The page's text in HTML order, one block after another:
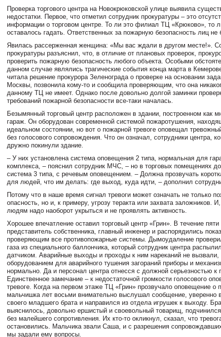
Проверка торгового центра на Новокрюковской улице выявила
недостатки. Первое, что отметил сотрудник прокуратуры – это
информации о торговом центре. То ли это филиал ТЦ «Крюково», то
оставалось гадать. Ответственных за пожарную безопасность лиц
Явилась рассерженная женщина: «Мы вас ждали в другом месте!».
прокуратуры разъяснил, что, в отличие от плановых проверок,
проверить пожарную безопасность любого объекта. Особыми
данном случае являлись трагические события конца марта в
читала решение прокурора Зеленограда о проверке на основании
Москвы, позвонила кому-то и сообщила проверяющим, что она
данному ТЦ не имеет. Однако после довольно долгой заминки
требований пожарной безопасности все-таки началась.
Безымянный торговый центр расположен в здании, построенном как
гараж. Он оборудован современной системой пожаротушения,
идеальном состоянии, но вот о пожарной тревоге оповещал
без голосового сопровождения. Что он означал, сотрудники центра,
дружно покинули здание.
– У них установлена система оповещения 2 типа, нормальная для
комплекса, – пояснил сотрудник МЧС, – но в торговых помещениях
система 3 типа, с речевым оповещением. – Должна прозвучать
для людей, что им делать: где выход, куда идти, – дополнил
Потому что в наше время сигнал тревоги может означать не только
опасность, но и, к примеру, угрозу теракта или захвата заложников.
людям надо наоборот укрыться и не проявлять активность.
Хорошее впечатление оставил торговый центр «Грин». В течение
представитель собственника, главный инженер и распорядились
проверяющим все противопожарные системы. Дымоудаление
газа из специального баллончика, который сотрудник центра
датчиком. Аварийные выходы и проходы к ним нареканий не
оборудованием для аварийного тушения загораний приборы и
нормально. Да и персонал центра отнесся с должной серьезностью к
Единственное замечание – к недостаточной громкости голосового
тревоге. Когда на первом этаже ТЦ «Грин» прозвучало оповещение о
мальчишка лет восьми внимательно выслушал сообщение, уверенно
своего младшего брата и направился из отдела игрушек к выходу.
выяснилось, довольно ершистый и своевольный товарищ,
без малейшего сопротивления. Их кто-то окликнул, сказал, что
остановились. Мальчика звали Саша, и с разрешения
мы задали ему вопросы.